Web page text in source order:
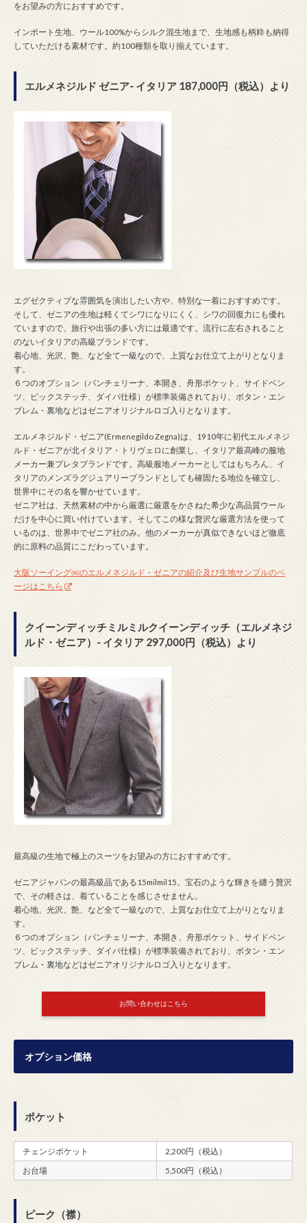
をお望みの方におすすめです。
インポート生地、ウール100%からシルク混生地まで、生地感も柄粋も納得
していただける素材です。約100種類を取り揃えています。
エルメネジルド ゼニア- イタリア 187,000円（税込）より
エグゼクティブな雰囲気を演出したい方や、特別な一着におすすめです。
そして、ゼニアの生地は軽くてシワになりにくく、シワの回復力にも優れ
ていますので、旅行や出張の多い方には最適です。流行に左右されること
のないイタリアの高級ブランドです。
着心地、光沢、艶、など全て一級なので、上質なお仕立て上がりとなりま
す。
６つのオプション（パンチェリーナ、本開き、舟形ポケット、サイドベン
ツ、ピックステッチ、ダイバ仕様）が標準装備されており、ボタン・エン
ブレム・裏地などはゼニアオリジナルロゴ入りとなります。
エルメネジルド・ゼニア(Ermenegildo Zegna)は、1910年に初代エルメネジ
ルド・ゼニアが北イタリア・トリヴェロに創業し、イタリア最高峰の服地
メーカー兼プレタブランドです。高級服地メーカーとしてはもちろん、イ
タリアのメンズラグジュアリーブランドとしても確固たる地位を確立し、
世界中にその名を響かせています。
ゼニア社は、天然素材の中から厳選に厳選をかさねた希少な高品質ウール
だけを中心に買い付けています。そしてこの様な贅沢な厳選方法を使って
いるのは、世界中でゼニア社のみ。他のメーカーが真似できないほど徹底
的に原料の品質にこだわっています。
大阪ソーイング㈱のエルメネジルド・ゼニアの紹介及び生地サンプルのペ
ージはこちら
クイーンディッチミルミルクイーンディッチ（エルメネジ
ルド・ゼニア）- イタリア 297,000円（税込）より
最高級の生地で極上のスーツをお望みの方におすすめです。
ゼニアジャパンの最高級品である15milmil15。宝石のような輝きを纏う贅沢
で、その軽さは、着ていることを感じさせません。
着心地、光沢、艶、など全て一級なので、上質なお仕立て上がりとなりま
す。
６つのオプション（パンチェリーナ、本開き、舟形ポケット、サイドベン
ツ、ピックステッチ、ダイバ仕様）が標準装備されており、ボタン・エン
ブレム・裏地などはゼニアオリジナルロゴ入りとなります。
お問い合わせはこちら
オプション価格
ポケット
チェンジポケット 2,200円（税込）
お台場 5,500円（税込）
ピーク（襟）